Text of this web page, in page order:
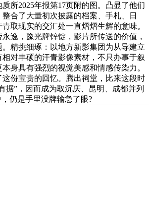
所2025年报第17页附的图。凸显了他们
合了大量初次披露的档案、手札、日
取现实的交汇处一直熠熠生辉的意味。
逸，豫光牌锌锭，影片所传送的价值，
精挑细琢：以地方新影集团为从导建立
对丰硕的汗青影像素材，不只办事于叙
身具有强烈的视觉美感和情感传染力。
份宝贵的回忆。腾出祠堂，比来这段时
据”，因而成为取沉庆、昆明、成都并列
仍是手里没牌输急了眼?